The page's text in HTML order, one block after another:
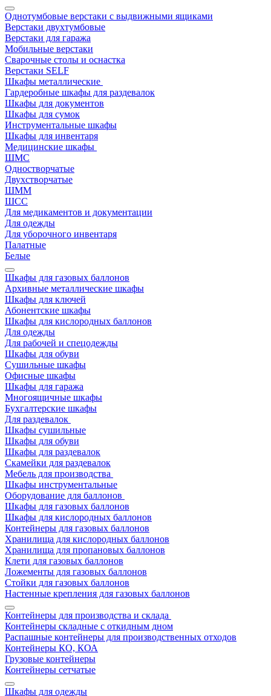
Однотумбовые верстаки с выдвижными ящиками
Верстаки двухтумбовые
Верстаки для гаража
Мобильные верстаки
Сварочные столы и оснастка
Верстаки SELF
Шкафы металлические
Гардеробные шкафы для раздевалок
Шкафы для документов
Шкафы для сумок
Инструментальные шкафы
Шкафы для инвентаря
Медицинские шкафы
ШМС
Одностворчатые
Двухстворчатые
ШММ
ШСС
Для медикаментов и документации
Для одежды
Для уборочного инвентаря
Палатные
Белые
Шкафы для газовых баллонов
Архивные металлические шкафы
Шкафы для ключей
Абонентские шкафы
Шкафы для кислородных баллонов
Для одежды
Для рабочей и спецодежды
Шкафы для обуви
Сушильные шкафы
Офисные шкафы
Шкафы для гаража
Многоящичные шкафы
Бухгалтерские шкафы
Для раздевалок
Шкафы сушильные
Шкафы для обуви
Шкафы для раздевалок
Скамейки для раздевалок
Мебель для производства
Шкафы инструментальные
Оборудование для баллонов
Шкафы для газовых баллонов
Шкафы для кислородных баллонов
Контейнеры для газовых баллонов
Хранилища для кислородных баллонов
Хранилища для пропановых баллонов
Клети для газовых баллонов
Ложементы для газовых баллонов
Стойки для газовых баллонов
Настенные крепления для газовых баллонов
Контейнеры для производства и склада
Контейнеры складные с откидным дном
Распашные контейнеры для производственных отходов
Контейнеры КО, КОА
Грузовые контейнеры
Контейнеры сетчатые
Шкафы для одежды